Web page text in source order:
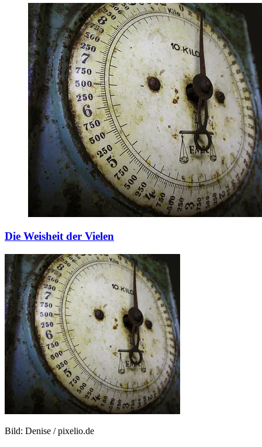
Die Weisheit der Vielen
Bild: Denise / pixelio.de